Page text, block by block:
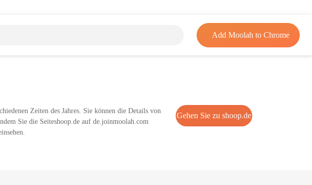
Add Moolah to Chrome
Zeiten des Jahres. Sie können die Details von
Sie die Seiteshoop.de auf de.joinmoolah.com
Gehen Sie zu shoop.de